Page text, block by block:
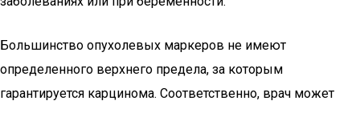
Большинство опухолевых маркеров не имеют
определенного верхнего предела, за которым
гарантируется карцинома. Соответственно, врач может